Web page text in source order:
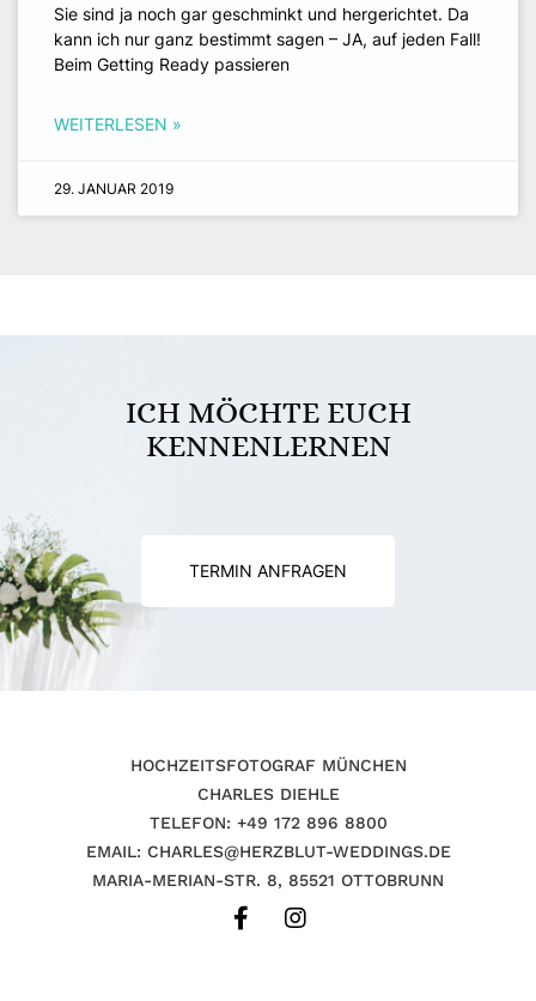
Sie sind ja noch gar geschminkt und hergerichtet. Da
kann ich nur ganz bestimmt sagen – JA, auf jeden Fall!
Beim Getting Ready passieren
WEITERLESEN »
29. JANUAR 2019
ICH MÖCHTE EUCH
KENNENLERNEN
TERMIN ANFRAGEN
HOCHZEITSFOTOGRAF MÜNCHEN
CHARLES DIEHLE
TELEFON: +49 172 896 8800
EMAIL: CHARLES@HERZBLUT-WEDDINGS.DE
MARIA-MERIAN-STR. 8, 85521 OTTOBRUNN